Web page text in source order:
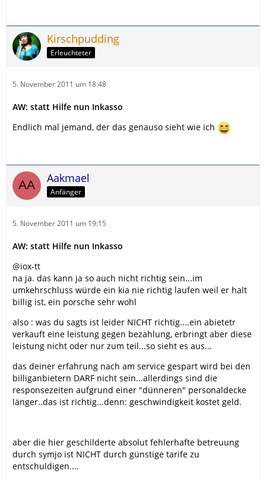
Kirschpudding
Erleuchteter
5. November 2011 um 18:48
AW: statt Hilfe nun Inkasso
Endlich mal jemand, der das genauso sieht wie ich
Aakmael
Anfänger
5. November 2011 um 19:15
AW: statt Hilfe nun Inkasso
@iox-tt
na ja. das kann ja so auch nicht richtig sein...im
umkehrschluss würde ein kia nie richtig laufen weil er halt
billig ist, ein porsche sehr wohl
also : was du sagts ist leider NICHT richtig....ein abietetr
verkauft eine leistung gegen bezahlung, erbringt aber diese
leistung nicht oder nur zum teil...so sieht es aus...
das deiner erfahrung nach am service gespart wird bei den
billiganbietern DARF nicht sein...allerdings sind die
responsezeiten aufgrund einer "dünneren" personaldecke
länger..das ist richtig...denn: geschwindigkeit kostet geld.
aber die hier geschilderte absolut fehlerhafte betreuung
durch symjo ist NICHT durch günstige tarife zu
entschuldigen....